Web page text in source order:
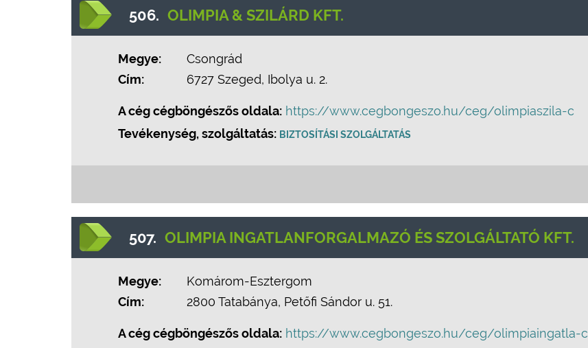
506. OLIMPIA & SZILÁRD KFT.
Megye:
Csongrád
Cím:
6727 Szeged, Ibolya u. 2.
A cég cégböngészős oldala: https://www.cegbongeszo.hu/ceg/olimpiaszila-c
Tevékenység, szolgáltatás: BIZTOSÍTÁSI SZOLGÁLTATÁS
507. OLIMPIA INGATLANFORGALMAZÓ ÉS SZOLGÁLTATÓ KFT.
Megye:
Komárom-Esztergom
Cím:
2800 Tatabánya, Petőfi Sándor u. 51.
A cég cégböngészős oldala: https://www.cegbongeszo.hu/ceg/olimpiaingatla-c